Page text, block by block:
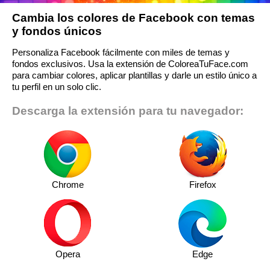
Cambia los colores de Facebook con temas
y fondos únicos
Personaliza Facebook fácilmente con miles de temas y
fondos exclusivos. Usa la extensión de ColoreaTuFace.com
para cambiar colores, aplicar plantillas y darle un estilo único a
tu perfil en un solo clic.
Descarga la extensión para tu navegador:
Chrome Firefox
Opera Edge